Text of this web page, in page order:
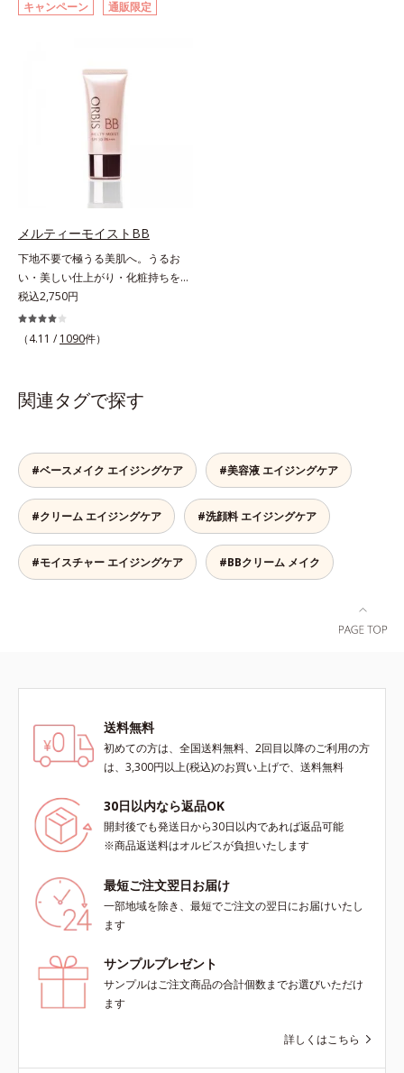
ーが均一にのび広がり、しっかりカ
悪さに対応した色設計で、白浮きせ
ずパッと明るい印象を叶えます。こ
れ1本で、日中美容クリーム・日焼
け止め・化粧下地・カラーコントロ
ール・コンシーラー・パウダー・フ
ァンデーションの7役を兼ねる多機
能BB。慌ただしい朝でもパパッと
塗るだけで、厚塗り感のない、自然
なツヤめきのある美肌に整えます。
*1 年齢を重ねた肌*2 オルビス内BB
クリームのカバー力
キャンペーン
通販限定
メルティーモイストBB
下地不要で極うる美肌へ。うるお
い・美しい仕上がり・化粧持ちを実
現。美容液製法の極上BBクリー
ム。ファンデーションに美容成分を
加える一般的な製法ではなく、美容
ムです。うるおい粒子を濃密な膜で
包み込み、高い保湿効果と均一な仕
化粧下地・ファンデーション・コン
シーラー・パウダーの6役をこなす
ので、スキンケアの後はBBクリー
ムを塗るだけでベースメイクまで一
気に完成。使うほどに肌を美しく整
え、長時間キープします。
税込2,750円
（4.11 / 1090件）
関連タグで探す
#ベースメイク エイジングケア #美容液 エイジングケア
#クリーム エイジングケア #洗顔料 エイジングケア
#モイスチャー エイジングケア #BBクリーム メイク
送料無料
初めての方は、全国送料無料、2回目以降のご利用の方
は、3,300円以上(税込)のお買い上げで、送料無料
30日以内なら返品OK
開封後でも発送日から30日以内であれば返品可能
※商品返送料はオルビスが負担いたします
最短ご注文翌日お届け
一部地域を除き、最短でご注文の翌日にお届けいたし
ます
サンプルプレゼント
サンプルはご注文商品の合計個数までお選びいただけ
ます
詳しくはこちら